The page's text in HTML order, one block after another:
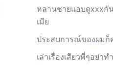
หลานชายแอบดูxxxกั
เมีย
ประสบการณ์ของผมก็
เล่าเรื่องเสียวพี่ๆอย่าท